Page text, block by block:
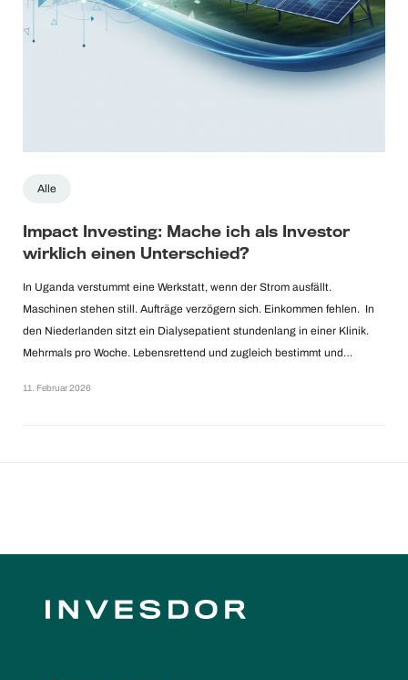
Alle
Impact Investing: Mache ich als Investor
wirklich einen Unterschied?
In Uganda verstummt eine Werkstatt, wenn der Strom ausfällt.
Maschinen stehen still. Aufträge verzögern sich. Einkommen fehlen. In
den Niederlanden sitzt ein Dialysepatient stundenlang in einer Klinik.
Mehrmals pro Woche. Lebensrettend und zugleich bestimmt und…
11. Februar 2026